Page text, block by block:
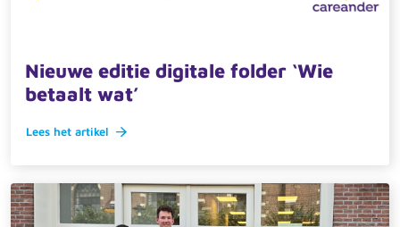
Nieuwe editie digitale folder ‘Wie
betaalt wat’
Lees het artikel